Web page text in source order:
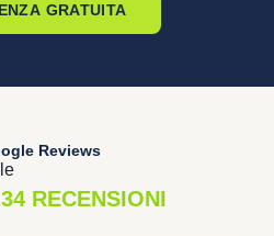
GRATUITA
Reviews
34 RECENSIONI